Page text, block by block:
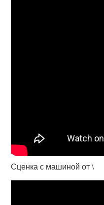
Сценка с машиной от \